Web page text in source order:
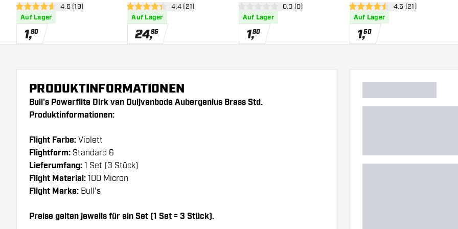
Bewertungsbereich öffnen
4.6 Bewertungssterne
4.6 (19)
Auf Lager
1,80
DartpfeileBewertungsbereich öffnen
4.4 Bewertungssterne
4.4 (21)
Auf Lager
24,95
Flights
Bewertungsbereich öffnen
0 Bewertungssterne
0.0 (0)
Auf Lager
1,80
Bewertungsbereich
4.5 Bewertungssterne
4.5 (21)
Auf Lager
1,50
PRODUKTINFORMATIONEN
Bull's Powerflite Dirk van Duijvenbode Aubergenius Brass Std.
Produktinformationen:
Flight Farbe: Violett
Flightform: Standard 6
Lieferumfang: 1 Set (3 Stück)
Flight Material: 100 Micron
Flight Marke: Bull's
Preise gelten jeweils für ein Set (1 Set = 3 Stück).